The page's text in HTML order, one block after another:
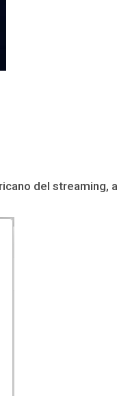
del streaming,